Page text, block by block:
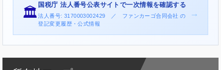
🏛️
国税庁 法人番号公表サイトで一次情報を確認する
法人番号: 3170003002429 ／ ファンカーゴ合同会社 の
登記変更履歴・公式情報
→